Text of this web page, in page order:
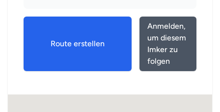
Route erstellen
Anmelden,
um diesem
Imker zu
folgen